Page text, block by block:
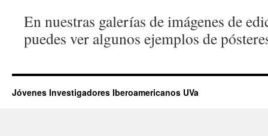
En nuestras galerías de imágenes de
puedes ver algunos ejemplos de
Jóvenes Investigadores Iberoamericanos UVa